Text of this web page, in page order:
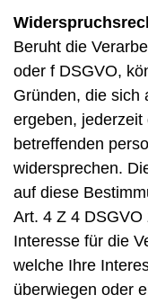
Beruht die
oder f DSGVO,
Gründen, die sich
ergeben,
betreffenden
widersprechen.
auf diese
Art. 4 Z 4
Interesse für die
welche Ihre
überwiegen oder